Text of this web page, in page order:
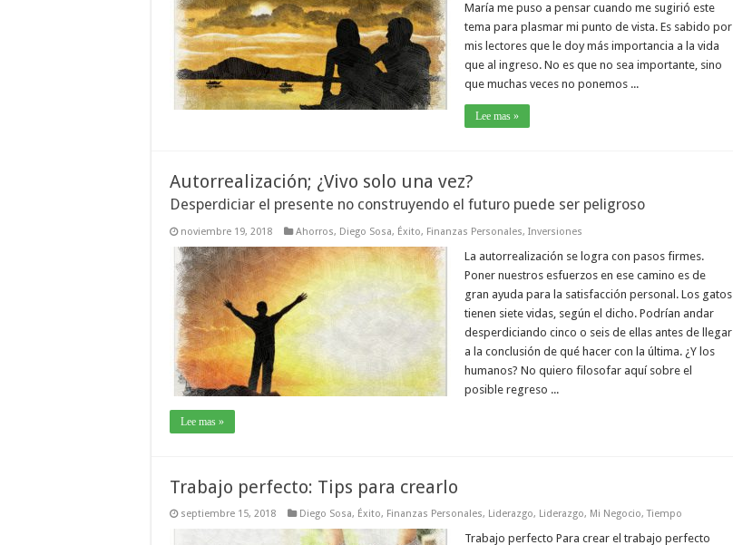
María me puso a pensar cuando me sugirió este
tema para plasmar mi punto de vista. Es sabido por
mis lectores que le doy más importancia a la vida
que al ingreso. No es que no sea importante, sino
que muchas veces no ponemos ...
Lee mas »
Autorrealización; ¿Vivo solo una vez?
Desperdiciar el presente no construyendo el futuro puede ser peligroso
noviembre 19, 2018 Ahorros, Diego Sosa, Éxito, Finanzas Personales, Inversiones
La autorrealización se logra con pasos firmes.
Poner nuestros esfuerzos en ese camino es de
gran ayuda para la satisfacción personal. Los gatos
tienen siete vidas, según el dicho. Podrían andar
desperdiciando cinco o seis de ellas antes de llegar
a la conclusión de qué hacer con la última. ¿Y los
humanos? No quiero filosofar aquí sobre el
posible regreso ...
Lee mas »
Trabajo perfecto: Tips para crearlo
septiembre 15, 2018 Diego Sosa, Éxito, Finanzas Personales, Liderazgo, Liderazgo, Mi Negocio,Tiempo
Trabajo perfecto Para crear el trabajo perfecto